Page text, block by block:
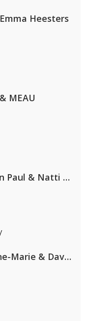
Heesters
MEAU
Gabry Ponte, Sean Paul & Natti Natasha
Clean Bandit, Anne-Marie & David Guetta